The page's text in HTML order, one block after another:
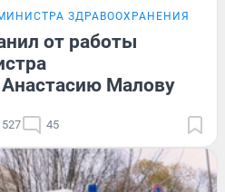
ЗДРАВООХРАНЕНИЯ
от работы
Малову
527 45